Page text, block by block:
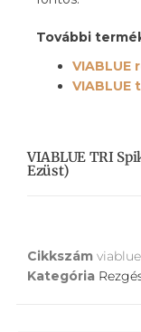
További
VIABLUE
VIABLUE
VIABLUE TRI
Ezüst)
Cikkszám
Kategória